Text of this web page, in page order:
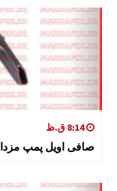
8:14 ق.ظ
صافی اویل پمپ مزدا 3 | مزدا 3 جدید